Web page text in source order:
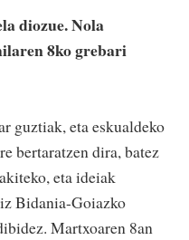
diozue. Nola
8ko grebari
guztiak, eta eskualdeko
bertaratzen dira, batez
eta ideiak
Bidania-Goiazko
Martxoaren 8an